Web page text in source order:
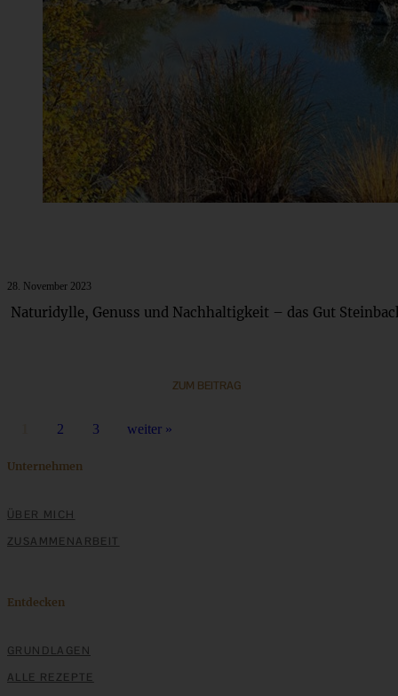
28. November 2023
ZUM BEITRAG
Naturidylle, Genuss und Nachhaltigkeit – das Gut
2 3 weiter »
Unternehmen
ÜBER MICH
ZUSAMMENARBEIT
Entdecken
GRUNDLAGEN
ALLE REZEPTE